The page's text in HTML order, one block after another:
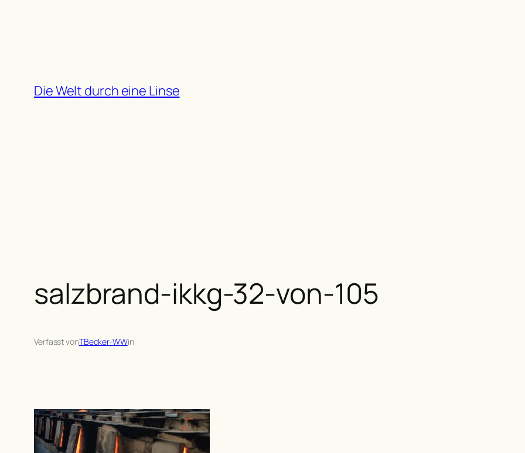
Die Welt durch eine Linse
salzbrand-ikkg-32-von-105
Verfasst vonTBecker-WWin